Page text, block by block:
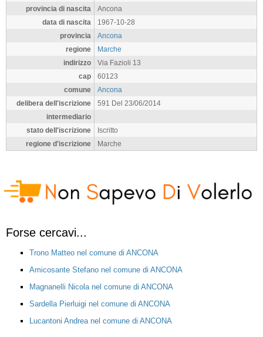
provincia di nascita
Ancona
data di nascita
1967-10-28
provincia
Ancona
regione
Marche
indirizzo
Via Fazioli 13
cap
60123
comune
Ancona
delibera dell'iscrizione
591 Del 23/06/2014
intermediario
stato dell'iscrizione
Iscritto
regione d'iscrizione
Marche
Forse cercavi...
Trono Matteo nel comune di ANCONA
Amicosante Stefano nel comune di ANCONA
Magnanelli Nicola nel comune di ANCONA
Sardella Pierluigi nel comune di ANCONA
Lucantoni Andrea nel comune di ANCONA